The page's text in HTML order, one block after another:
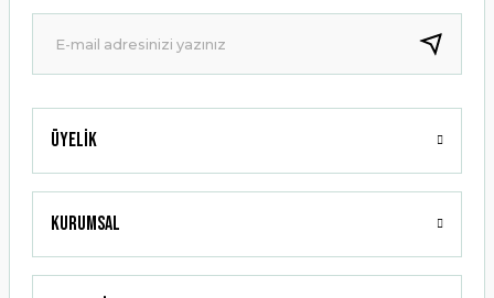
Ürün fiyatı diğer sitelerden daha pahalı.
Bu ürüne benzer farklı alternatifler olmalı.
Gönder
Üyelik
Kurumsal